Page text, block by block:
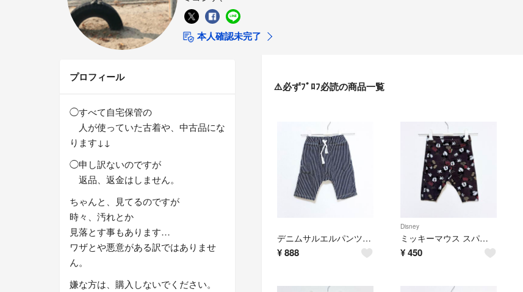
本人確認未完了
⚠️必ずﾌﾟﾛﾌ必読の商品一覧
デニムサルエルパンツ ヒッコリー柄 デニム サルエル ストライプ デニムパンツ ウエストゴム サルエル 100
¥888
Disney
ミッキーマウス スパッツ ウエストゴム レギンスパンツ ミッキーパンツ 半ズボン カプリパンツ 80
¥450
プロフィール
◯すべて自宅保管の
人が使っていた古着や、中古品にな
ります↓↓
◯申し訳ないのですが
返品、返金はしません。
ちゃんと、見てるのですが
時々、汚れとか
見落とす事もあります…
ワザとや悪意がある訳ではありませ
ん。
嫌な方は、購入しないでください。